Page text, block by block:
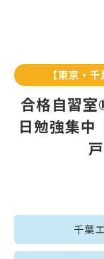
【東京・
合格自習
日勉強集中
千葉